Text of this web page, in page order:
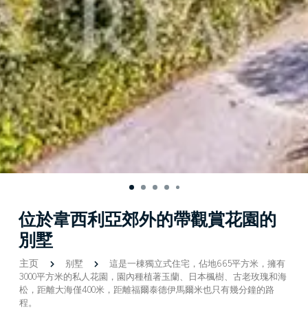
位於韋西利亞郊外的帶觀賞花園的
別墅
主页 别墅
這是一棟獨立式住宅，佔地665平方米，擁有
3000平方米的私人花園，園內種植著玉蘭、日本楓樹、古老玫瑰和海
松，距離大海僅400米，距離福爾泰德伊馬爾米也只有幾分鐘的路
程。